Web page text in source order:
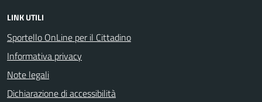
LINK UTILI
Sportello OnLine per il Cittadino
Informativa privacy
Note legali
Dichiarazione di accessibilità